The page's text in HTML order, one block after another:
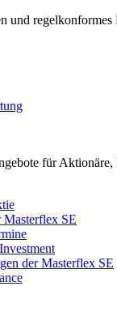
und
für Aktionäre,
Masterflex SE
der Masterflex SE